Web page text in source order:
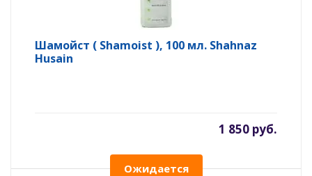
Шамойст ( Shamoist ), 100 мл. Shahnaz
Husain
1 850 руб.
Ожидается